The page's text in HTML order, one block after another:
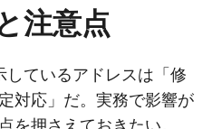
注意点
ているアドレスは「修
対応」だ。実務で影響が
を押さえておきたい。